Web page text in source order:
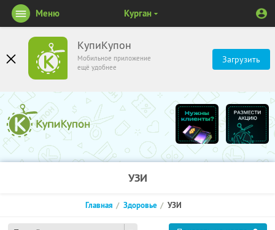
КупиКупон
Мобильное приложение
ещё удобнее
Загрузить
Меню Курган
УЗИ
Главная Здоровье УЗИ